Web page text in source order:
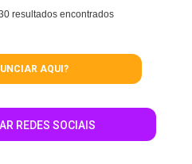
resultados encontrados
AQUI?
REDES SOCIAIS